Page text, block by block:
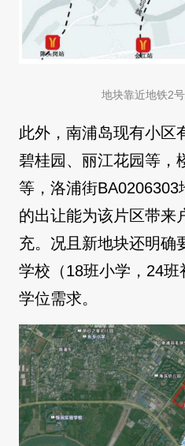
地块靠近地铁2
此外，南浦岛现有小区
碧桂园、丽江花园等，
等，洛浦街BA0206303
的出让能为该片区带来
充。况且新地块还明确
学校（18班小学，24
学位需求。